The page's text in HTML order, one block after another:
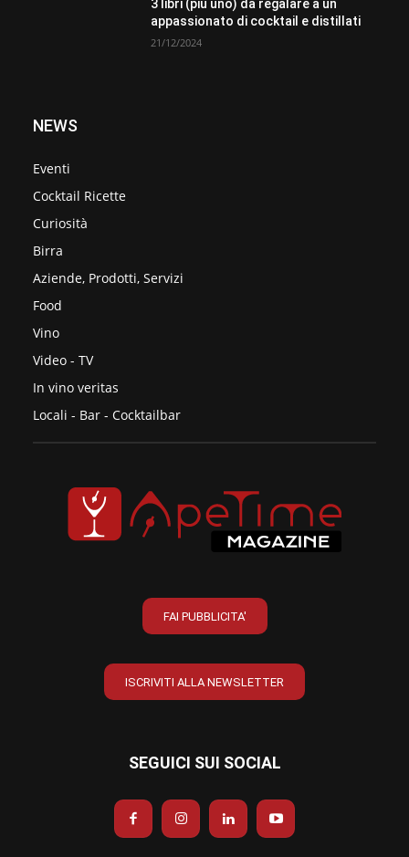
3 libri (più uno) da regalare a un
appassionato di cocktail e distillati
21/12/2024
NEWS
Eventi
Cocktail Ricette
Curiosità
Birra
Aziende, Prodotti, Servizi
Food
Vino
Video - TV
In vino veritas
Locali - Bar - Cocktailbar
FAI PUBBLICITA'
ISCRIVITI ALLA NEWSLETTER
SEGUICI SUI SOCIAL